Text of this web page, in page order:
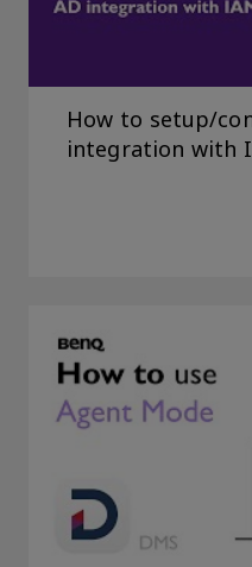
How to setup/
integration with